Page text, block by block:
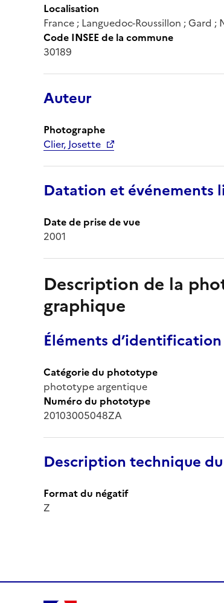
Localisation
France ; Languedoc-Roussillon ; Gard ;
Code INSEE de la commune
30189
Auteur
Photographe
Clier, Josette
Datation et événements
Date de prise de vue
2001
Description de la
graphique
Éléments d’identification
Catégorie du phototype
phototype argentique
Numéro du phototype
20103005048ZA
Description technique
Format du négatif
Z